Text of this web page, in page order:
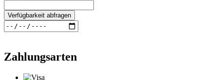
Verfügbarkeit abfragen
Zahlungsarten